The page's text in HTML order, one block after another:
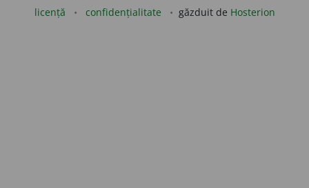
licență confidențialitate găzduit de Hosterion